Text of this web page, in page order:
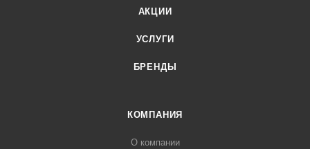
АКЦИИ
УСЛУГИ
БРЕНДЫ
КОМПАНИЯ
О компании